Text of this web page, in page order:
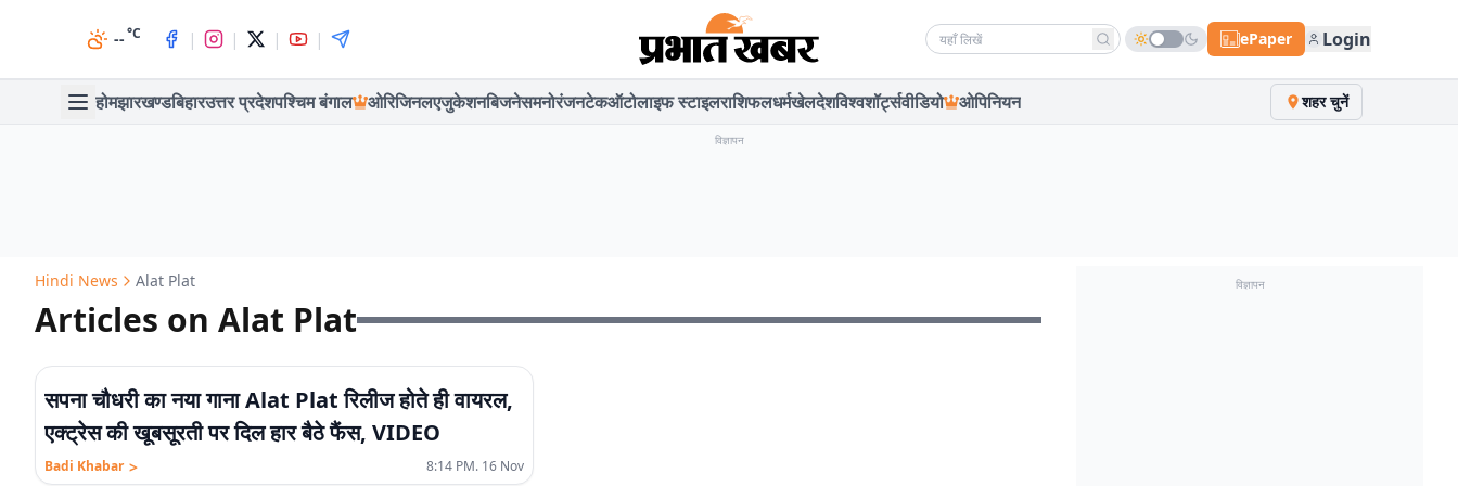
--°C | | | | Search news ePaper Login
होमझारखण्डबिहारउत्तर प्रदेशपश्चिम बंगाल ओरिजिनलएजुकेशनबिजनेसमनोरंजनटेकऑटोलाइफ स्टाइलराशिफलधर्मखेलदेशविश्वशॉर्ट्सवीडियो ओपिनियन शहर चुनें
विज्ञापन
Hindi News Alat Plat
Articles on Alat Plat
सपना चौधरी का नया गाना Alat Plat रिलीज होते ही वायरल,
एक्ट्रेस की खूबसूरती पर दिल हार बैठे फैंस, VIDEO
Badi Khabar > 8:14 PM. 16 Nov
विज्ञापन